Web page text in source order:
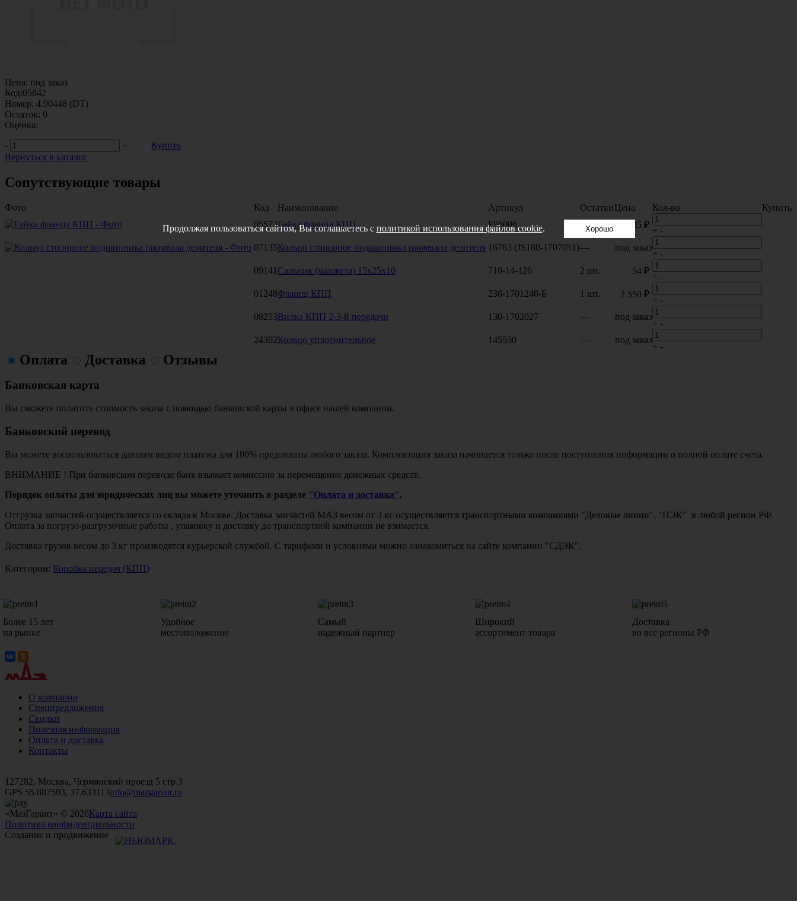
Цена: под заказ
Код:05842
Номер: 4.90448 (DT)
Остаток: 0
Оценка:
-
+
Купить
Вернуться в каталог
Сопутствующие товары
Фото Код Наименование Артикул ОстаткиЦена Кол-во
Купить
05573Гайка фланца КПП F96006 2 шт. 635 ₽
+ -
07135Кольцо стопорное подшипника промвала делителя 16763 (JS180-1707051)— под заказ
+ -
09141 Сальник (манжета) 15х25х10 710-14-126 2 шт. 54 ₽
+ -
01248Фланец КПП 236-1701240-Б 1 шт. 2 550 ₽
+ -
08253Вилка КПП 2-3-й передачи 130-1702027 — под заказ
+ -
24302Кольцо уплотнительное 145530 — под заказ
+ -
Оплата Доставка Отзывы
Банковская карта
Вы сможете оплатить стоимость заказа с помощью банковской карты в офисе нашей компании.
Банковский перевод
Вы можете воспользоваться данным видом платежа для 100% предоплаты любого заказа. Комплектация заказа начинается только после поступления информации о полной оплате счета.
ВНИМАНИЕ ! При банковском переводе банк взымает комиссию за перемещение денежных средств.
Порядок оплаты для юридических лиц вы можете уточнить в разделе "Оплата и доставка".
Отгрузка запчастей осуществляется со склада в Москве. Доставка запчастей МАЗ весом от 3 кг осуществляется транспортными компаниями "Деловые линии", "ПЭК" в любой регион РФ.
Оплата за погрузо-разгрузочные работы , упаковку и доставку до транспортной компании не взимается.
Доставка грузов весом до 3 кг производятся курьерской службой. С тарифами и условиями можно ознакомиться на сайте компании "СДЭК".
Категории: Коробка передач (КПП)
Более 15 лет
на рынке
Удобное
местоположение
Самый
надежный партнер
Широкий
ассортимент товара
Доставка
во все регионы РФ
О компании
Спецпредложения
Скидки
Полезная информация
Оплата и доставка
Контакты
127282, Москва, Чермянский проезд 5 стр.3
GPS 55.887503, 37.633113info@mazgarant.ru
«МазГарант» © 2026Карта сайта
Политика конфиденциальности
Создание и продвижение
Продолжая пользоваться сайтом, Вы соглашаетесь с политикой использования файлов cookie. Хорошо